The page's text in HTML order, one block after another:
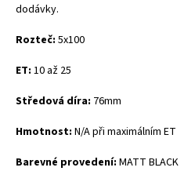
dodávky.
Rozteč: 5x100
ET: 10 až 25
Středová díra: 76mm
Hmotnost: N/A při maximálním ET
Barevné provedení: MATT BLACK